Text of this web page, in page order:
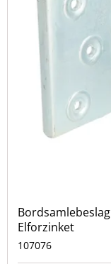
Elforzinket
107076